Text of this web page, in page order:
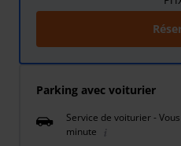
Parking avec voiturier
Service de voiturier -
minute